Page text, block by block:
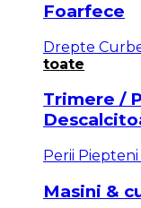
Foarfece
Drepte
toate
Trimere /
Perii Piepteni
Masini &